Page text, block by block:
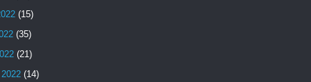
(15)
(35)
(21)
(14)